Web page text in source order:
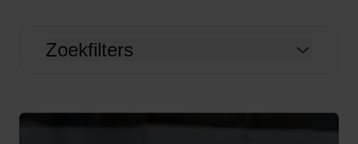
Zoekfilters